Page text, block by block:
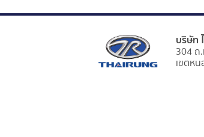
บริษัท
304 ถ
เขตห